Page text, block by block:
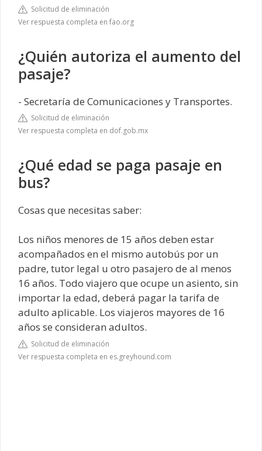
Solicitud de eliminación
Ver respuesta completa en fao.org
¿Quién autoriza el aumento del
pasaje?
- Secretaría de Comunicaciones y Transportes.
Solicitud de eliminación
Ver respuesta completa en dof.gob.mx
¿Qué edad se paga pasaje en
bus?
Cosas que necesitas saber:
Los niños menores de 15 años deben estar
acompañados en el mismo autobús por un
padre, tutor legal u otro pasajero de al menos
16 años. Todo viajero que ocupe un asiento, sin
importar la edad, deberá pagar la tarifa de
adulto aplicable. Los viajeros mayores de 16
años se consideran adultos.
Solicitud de eliminación
Ver respuesta completa en es.greyhound.com